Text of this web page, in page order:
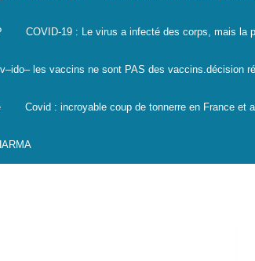
COVID-19 : Le virus a infecté des corps, mais la
les vaccins ne sont PAS des vaccins.décision
Covid : incroyable coup de tonnerre en France et